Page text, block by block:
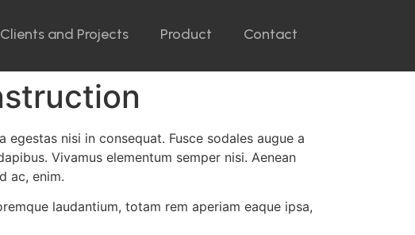
Clients and Projects Product Contact
nisi in consequat. Fusce sodales augue a
Vivamus elementum semper nisi. Aenean
ac, enim.
laudantium, totam rem aperiam eaque ipsa,